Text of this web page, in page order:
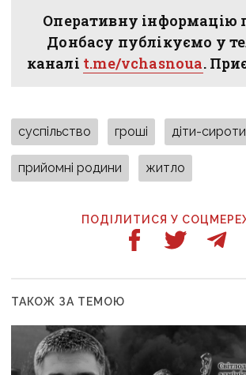
Оперативну інформацію
Донбасу публікуємо у
каналі t.me/vchasnoua.
суспільство гроші діти-сироти
прийомні родини житло
ПОДІЛИТИСЯ У
ТАКОЖ ЗА ТЕМОЮ